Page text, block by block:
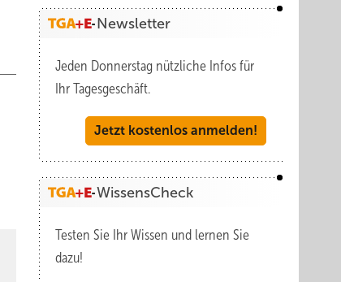
Newsletter
Jeden Donnerstag nützliche Infos für
Ihr Tagesgeschäft.
Jetzt kostenlos anmelden!
WissensCheck
Testen Sie Ihr Wissen und lernen Sie
dazu!